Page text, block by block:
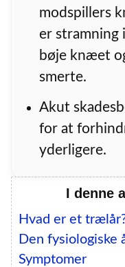
modspillers
er stramning
bøje knæet
smerte.
Akut
for at
yderligere.
I denne
Hvad er et
Den fysiologiske
Symptomer